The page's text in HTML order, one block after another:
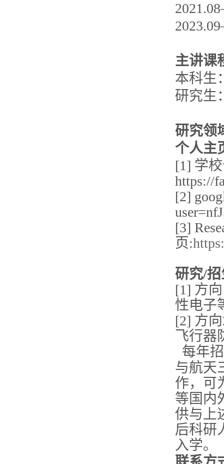
主讲课
本科生
研究生
研究领
个人主
[1] 学
https://
[2]
[3]
页:
研究/
[1] 方
性电子
[2] 方
飞行器
每年
与航天
作，可
等国内
供与上
后科研
入学。